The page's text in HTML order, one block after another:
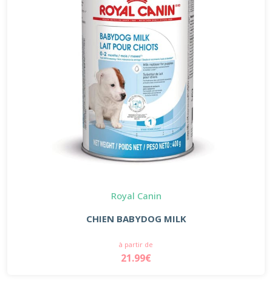
Royal Canin
CHIEN BABYDOG MILK
à partir de
21.99€